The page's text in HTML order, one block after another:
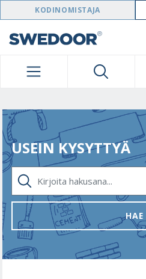
SWEDOOR NAVIGATION
KODINOMISTAJA
USEIN KYSYTTYÄ
KIRJOITA HAKUSANA...
HAE